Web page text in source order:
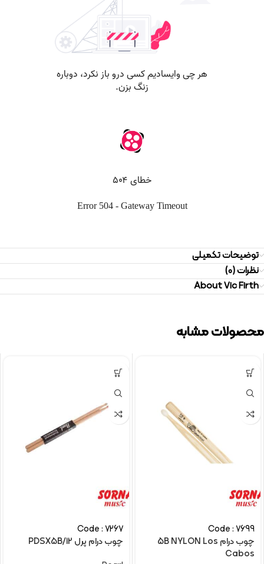
توضیحات تکمیلی
نظرات (0)
About Vic Firth
محصولات مشابه
Code : 7699
چوب درام 5B NYLON Los
Cabos
Code : 7267
چوب درام پرل PDSX5B/12